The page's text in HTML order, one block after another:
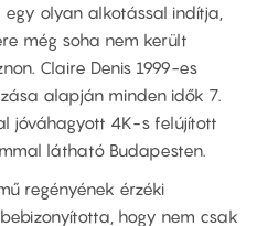
olyan alkotással indítja,
még soha nem került
Claire Denis 1999-es
alapján minden idők 7.
jóváhagyott 4K-s felújított
látható Budapesten.
regényének érzéki
hogy nem csak